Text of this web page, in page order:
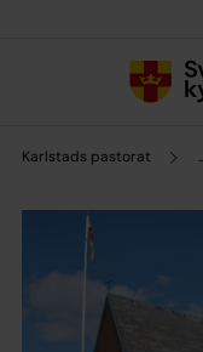
Karlstads pastorat